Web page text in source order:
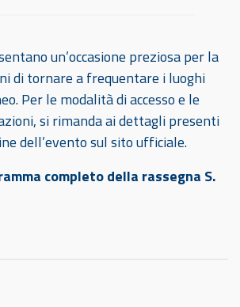
un’occasione preziosa per la
di tornare a frequentare i luoghi
Per le modalità di accesso e le
si rimanda ai dettagli presenti
dell’evento sul sito ufficiale.
completo della rassegna S.